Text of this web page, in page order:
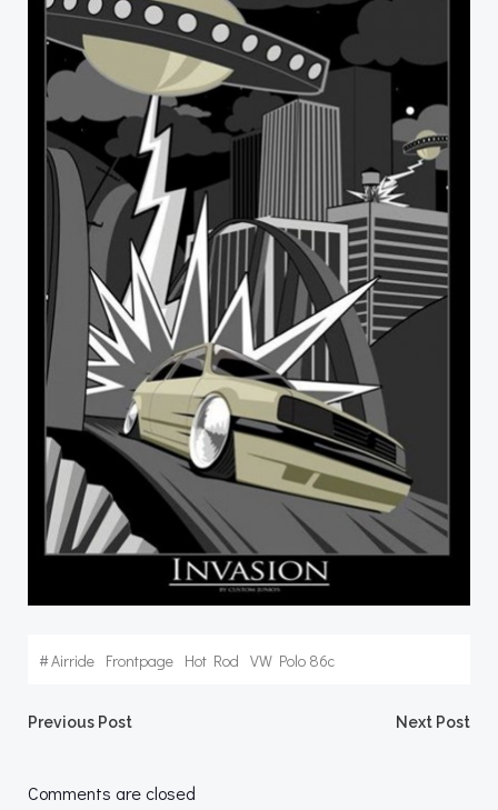
#Airride Frontpage Hot Rod VW Polo 86c
Post
navigation
Previous Post Next Post
Comments are closed